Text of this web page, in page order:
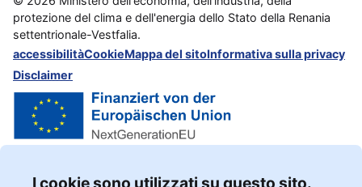
protezione del clima e dell'energia dello Stato della Renania
settentrionale-Vestfalia.
accessibilitàCookieMappa del sitoInformativa sulla privacy
Disclaimer
I cookie sono utilizzati su questo sito.